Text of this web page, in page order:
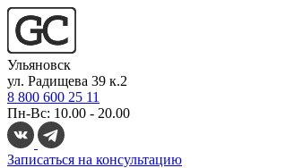
Ульяновск
ул. Радищева 39 к.2
8 800 600 25 11
Пн-Вс: 10.00 - 20.00
Записаться на консультацию